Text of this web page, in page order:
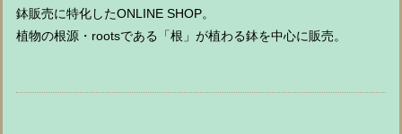
鉢販売に特化したONLINE SHOP。
植物の根源・rootsである「根」が植わる鉢を中心に販売。